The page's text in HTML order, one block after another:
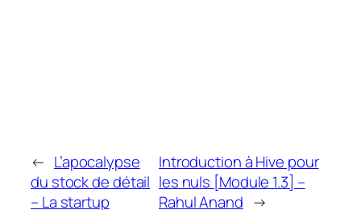
← L’apocalypse
du stock de détail
– La startup
Introduction à Hive pour
les nuls [Module 1.3] –
Rahul Anand →